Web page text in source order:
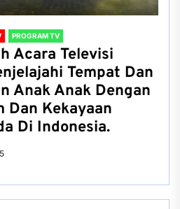
PROGRAM TV
Acara Televisi
Tempat Dan
Anak Anak Dengan
Dan Kekayaan
Di Indonesia.